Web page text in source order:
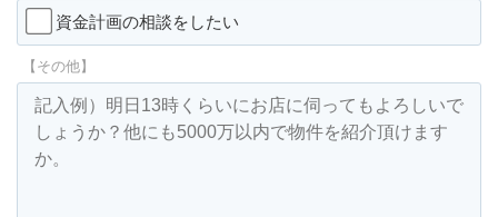
資金計画の相談をしたい
【その他】